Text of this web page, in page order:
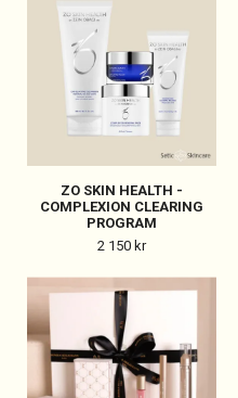
ZO SKIN HEALTH -
COMPLEXION CLEARING
PROGRAM
2 150 kr